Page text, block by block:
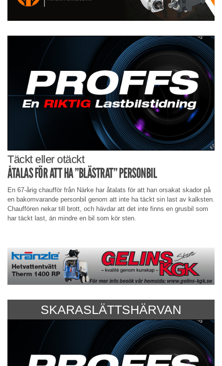
Täckt eller otäckt
ÅTALAS FÖR ATT HA ”BLÄSTRAT” PERSONBIL
En 67-årig chaufför från Närke har åtalats för att han orsakat skador på
en bakomvarande personbil genom att inte ha täckt sin last av kalksten.
Chauffören nekar till brott, och hävdar att det inte finns en grusbil som
har täckt last, än mindre en bil som kör sten.
SKARASLÄTTSHÄRVAN